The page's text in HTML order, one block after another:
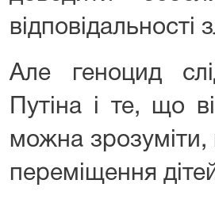
відповідальності
Але геноцид
Путіна і те, що
можна
переміщення